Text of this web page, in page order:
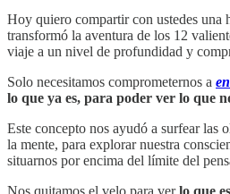
Hoy quiero compartir con ustedes una
transformó la aventura de los 12
viaje a un nivel de profundidad y
Solo necesitamos comprometernos a
lo que ya es, para poder ver lo que
Este concepto nos ayudó a surfear las
la mente, para explorar nuestra
situarnos por encima del límite del